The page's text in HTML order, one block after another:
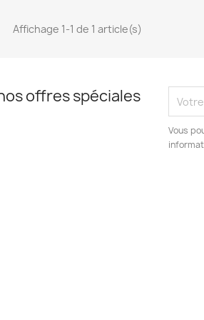
Affichage 1-1 de 1 article(s)
offres spéciales
Vous